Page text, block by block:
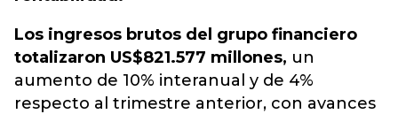
Los ingresos brutos del grupo financiero
totalizaron US$821.577 millones, un
aumento de 10% interanual y de 4%
respecto al trimestre anterior, con avances